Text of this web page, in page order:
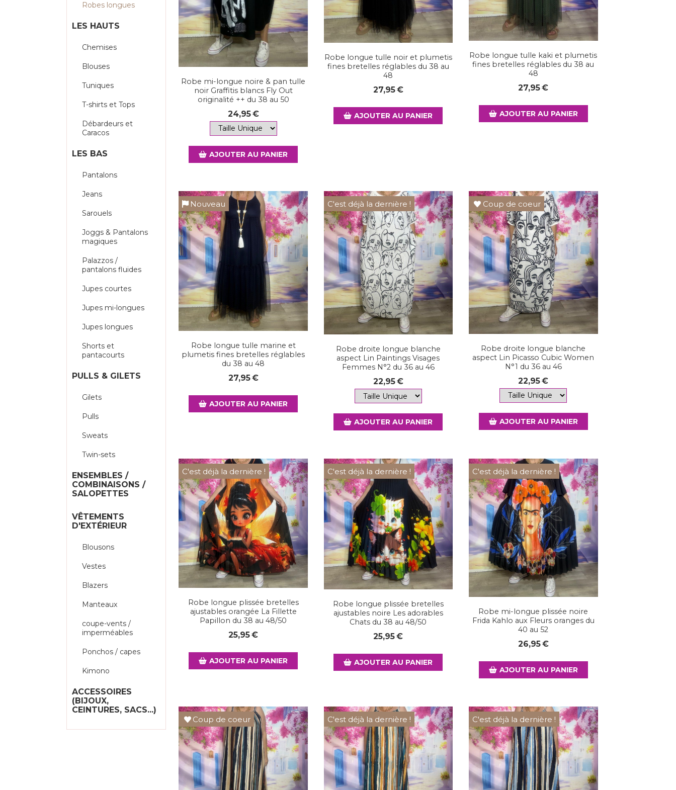
Robes longues
LES HAUTS
Chemises
Blouses
Tuniques
T-shirts et Tops
Débardeurs et
Caracos
LES BAS
Pantalons
Jeans
Sarouels
Joggs & Pantalons
magiques
Palazzos /
pantalons fluides
Jupes courtes
Jupes mi-longues
Jupes longues
Shorts et
pantacourts
PULLS & GILETS
Gilets
Pulls
Sweats
Twin-sets
ENSEMBLES /
COMBINAISONS /
SALOPETTES
VÊTEMENTS
D'EXTÉRIEUR
Blousons
Vestes
Blazers
Manteaux
coupe-vents /
imperméables
Ponchos / capes
Kimono
ACCESSOIRES
(BIJOUX,
CEINTURES, SACS...)
Robe mi-longue noire & pan tulle
noir Graffitis blancs Fly Out
originalité ++ du 38 au 50
24,95€
AJOUTER AU PANIER
Robe longue tulle noir et plumetis
fines bretelles réglables du 38 au
48
27,95€
AJOUTER AU PANIER
Robe longue tulle kaki et plumetis
fines bretelles réglables du 38 au
48
27,95€
AJOUTER AU PANIER
Nouveau
Robe longue tulle marine et
plumetis fines bretelles réglables
du 38 au 48
27,95€
AJOUTER AU PANIER
C'est déjà la dernière !
Robe droite longue blanche
aspect Lin Paintings Visages
Femmes N°2 du 36 au 46
22,95€
AJOUTER AU PANIER
Coup de coeur
Robe droite longue blanche
aspect Lin Picasso Cubic Women
N°1 du 36 au 46
22,95€
AJOUTER AU PANIER
C'est déjà la dernière !
Robe longue plissée bretelles
ajustables orangée La Fillette
Papillon du 38 au 48/50
25,95€
AJOUTER AU PANIER
C'est déjà la dernière !
Robe longue plissée bretelles
ajustables noire Les adorables
Chats du 38 au 48/50
25,95€
AJOUTER AU PANIER
C'est déjà la dernière !
Robe mi-longue plissée noire
Frida Kahlo aux Fleurs oranges du
40 au 52
26,95€
AJOUTER AU PANIER
Coup de coeur C'est déjà la dernière ! C'est déjà la dernière !